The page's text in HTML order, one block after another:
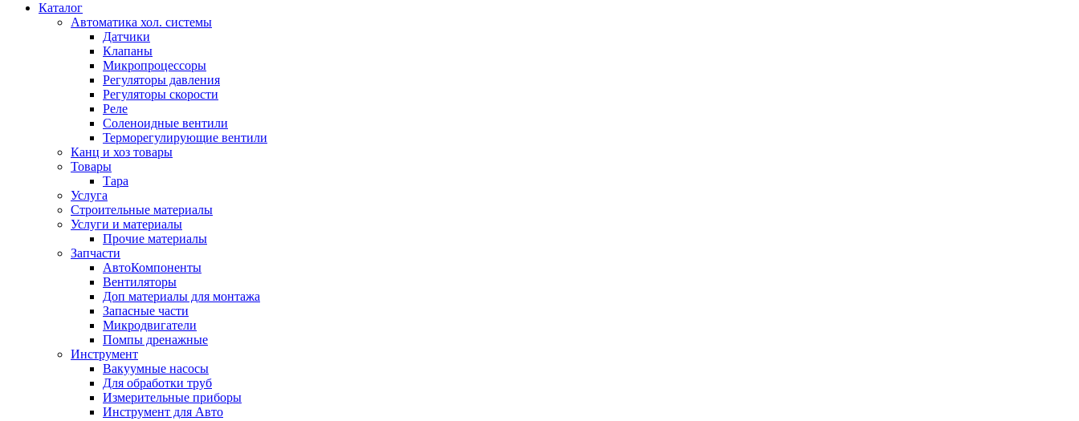
Каталог
Автоматика хол. системы
Датчики
Клапаны
Микропроцессоры
Регуляторы давления
Регуляторы скорости
Реле
Соленоидные вентили
Терморегулирующие вентили
Канц и хоз товары
Товары
Тара
Услуга
Строительные материалы
Услуги и материалы
Прочие материалы
Запчасти
АвтоКомпоненты
Вентиляторы
Доп материалы для монтажа
Запасные части
Микродвигатели
Помпы дренажные
Инструмент
Вакуумные насосы
Для обработки труб
Измерительные приборы
Инструмент для Авто